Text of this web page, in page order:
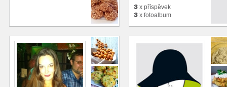
3 x příspěvek
3 x fotoalbum